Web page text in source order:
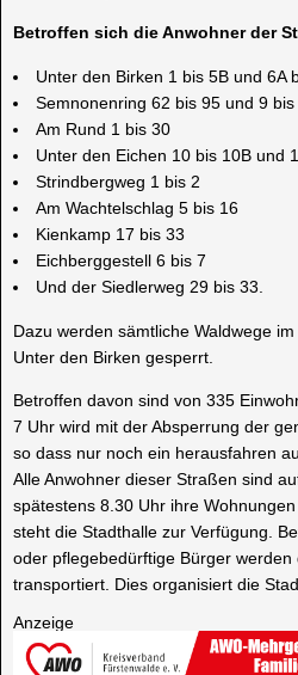
Betroffen sich die Anwohner der
Unter den Birken 1 bis 5B und 6A
Semnonenring 62 bis 95 und 9 bis
Am Rund 1 bis 30
Unter den Eichen 10 bis 10B und
Strindbergweg 1 bis 2
Am Wachtelschlag 5 bis 16
Kienkamp 17 bis 33
Eichberggestell 6 bis 7
Und der Siedlerweg 29 bis 33.
Dazu werden sämtliche Waldwege
Unter den Birken gesperrt.
Betroffen davon sind von 335
7 Uhr wird mit der Absperrung der
so dass nur noch ein herausfahren
Alle Anwohner dieser Straßen sind
spätestens 8.30 Uhr ihre
steht die Stadthalle zur Verfügung.
oder pflegebedürftige Bürger werden
transportiert. Dies organisiert die
Anzeige
Diese Evakuierung wird durch die